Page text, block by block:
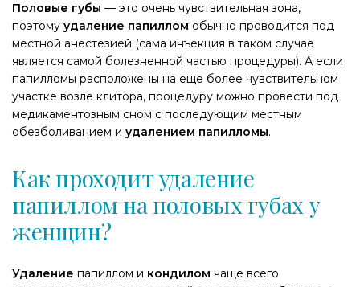
Половые губы — это очень чувствительная зона,
поэтому удаление папиллом обычно проводится под
местной анестезией (сама инъекция в таком случае
является самой болезненной частью процедуры). А если
папилломы расположены на еще более чувствительном
участке возле клитора, процедуру можно провести под
медикаментозным сном с последующим местным
обезболиванием и удалением папилломы.
Как проходит удаление
папиллом на половых губах у
женщин?
Удаление папиллом и кондилом чаще всего